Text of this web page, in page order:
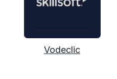
Vodeclic